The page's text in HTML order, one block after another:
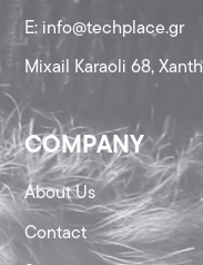
Ε: info@techplace.gr
Mixail Karaoli 68,
COMPANY
About Us
Contact